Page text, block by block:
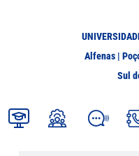
Alfenas |
Sul